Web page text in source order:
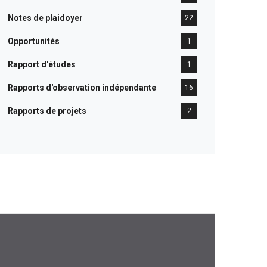
Notes de plaidoyer 22
Opportunités 1
Rapport d'études 1
Rapports d'observation indépendante 16
Rapports de projets 2